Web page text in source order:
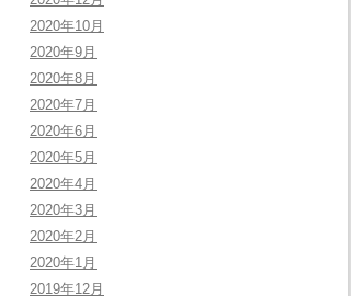
2020年10月
2020年9月
2020年8月
2020年7月
2020年6月
2020年5月
2020年4月
2020年3月
2020年2月
2020年1月
2019年12月